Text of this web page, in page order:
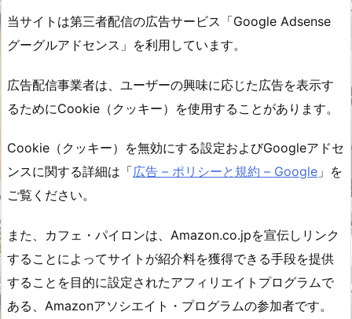
当サイトは第三者配信の広告サービス「Google Adsense
グーグルアドセンス」を利用しています。
広告配信事業者は、ユーザーの興味に応じた広告を表示す
るためにCookie（クッキー）を使用することがあります。
Cookie（クッキー）を無効にする設定およびGoogleアドセ
ンスに関する詳細は「広告 – ポリシーと規約 – Google 」を
ご覧ください。
また、カフェ・パイロンは、Amazon.co.jpを宣伝しリンク
することによってサイトが紹介料を獲得できる手段を提供
することを目的に設定されたアフィリエイトプログラムで
ある、Amazonアソシエイト・プログラムの参加者です。